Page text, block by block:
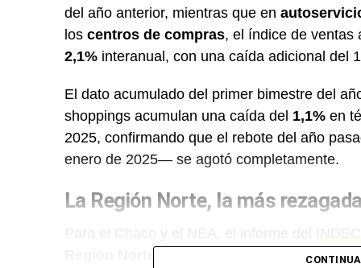
del año anterior, mientras que en
los centros de compras, el índice de ventas
2,1% interanual, con una caída adicional del
El dato acumulado del primer bimestre del
shoppings acumulan una caída del 1,1% en
2025, confirmando que el rebote del año
enero de 2025— se agotó completamente.
La Región Norte, la más
—que incluye al Chaco,